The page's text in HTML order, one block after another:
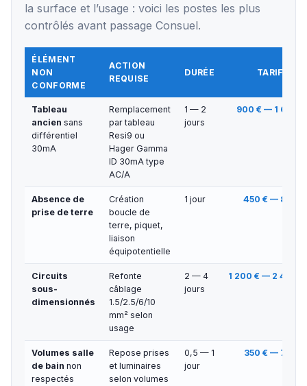
la surface et l’usage : voici les postes les plus
contrôlés avant passage Consuel.
ÉLÉMENT
NON
CONFORME
ACTION
REQUISE
DURÉE TARIF TTC
Tableau
ancien sans
différentiel
30mA
Remplacement
par tableau
Resi9 ou
Hager Gamma
ID 30mA type
AC/A
1 — 2
jours
900 € — 1 600 €
Absence de
prise de terre
Création
boucle de
terre, piquet,
liaison
équipotentielle
1 jour 450 € — 800 €
Circuits
sous-
dimensionnés
Refonte
câblage
1.5/2.5/6/10
mm² selon
usage
2 — 4
jours
1 200 € — 2 400 €
Volumes salle
de bain non
respectés
Repose prises
et luminaires
selon volumes
0,5 — 1
jour
350 € — 700 €